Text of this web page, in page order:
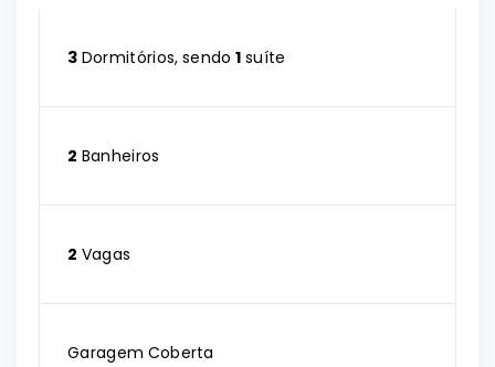
3 Dormitórios, sendo1 suíte
2 Banheiros
2 Vagas
Garagem Coberta